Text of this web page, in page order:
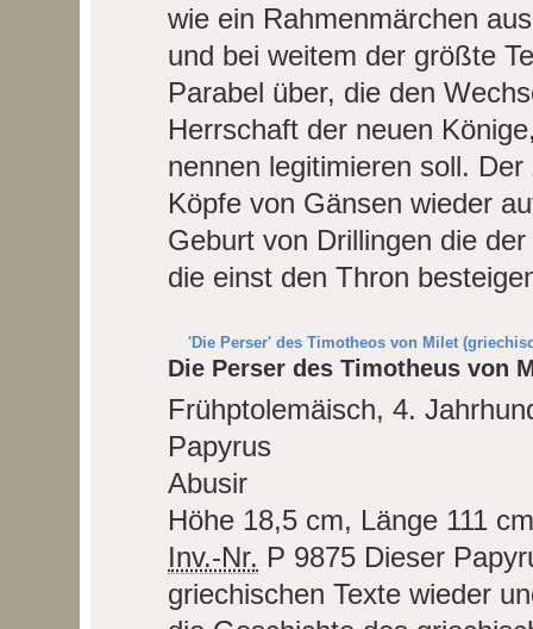
wie ein Rahmenmärchen
und bei weitem der größte
Parabel über, die den
Herrschaft der neuen
nennen legitimieren soll.
Köpfe von Gänsen wieder
Geburt von Drillingen die
die einst den Thron
'Die Perser' des Timotheos von Milet
Die Perser des Timotheus von
Frühptolemäisch, 4.
Papyrus
Abusir
Höhe 18,5 cm, Länge 111
Inv.-Nr. P 9875 Dieser
griechischen Texte wieder